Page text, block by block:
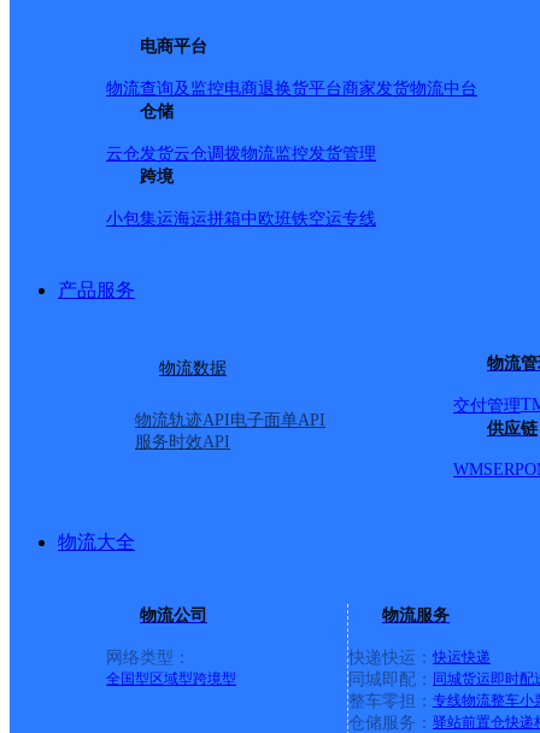
电商平台
物流查询及监控电商退换货平台商家发货物流中台
仓储
云仓发货云仓调拨物流监控发货管理
跨境
小包集运海运拼箱中欧班铁空运专线
产品服务
物流数据
物流轨迹API电子面单API
服务时效API
物流
交付管理
供应链
WMSERP
物流大全
物流公司
网络类型：
全国型 区域型跨境型
物流服务
快递快运： 快运快递
同城即配： 同城货运即时配
整车零担： 专线物流整车小
仓储服务： 驿站前置仓快递
网点地址：甘肃省酒泉市敦煌市沙州镇迎宾花园6号楼109
网点负责人：